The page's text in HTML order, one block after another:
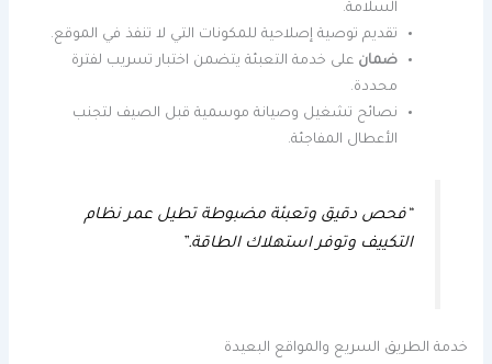
السلامة.
تقديم توصية إصلاحية للمكونات التي لا تنفذ في الموقع.
ضمان على خدمة التعبئة يتضمن اختبار تسريب لفترة
محددة.
نصائح تشغيل وصيانة موسمية قبل الصيف لتجنب
الأعطال المفاجئة.
“فحص دقيق وتعبئة مضبوطة تطيل عمر نظام
التكييف وتوفر استهلاك الطاقة.”
خدمة الطريق السريع والمواقع البعيدة